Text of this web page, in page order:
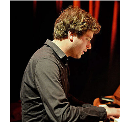
Show larger version for: